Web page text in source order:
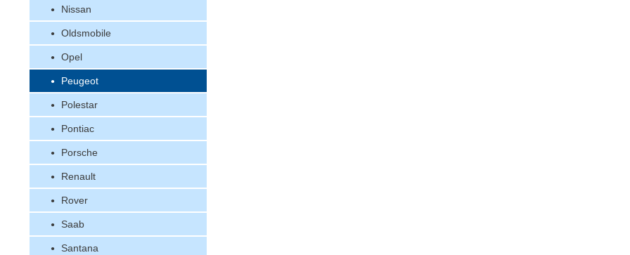
Nissan
Oldsmobile
Opel
Peugeot
Polestar
Pontiac
Porsche
Renault
Rover
Saab
Santana